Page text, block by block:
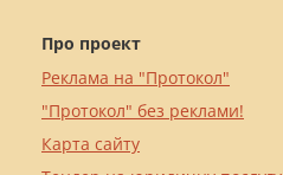
Про проект
Реклама на "Протокол"
"Протокол" без реклами!
Карта сайту